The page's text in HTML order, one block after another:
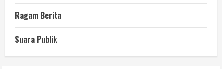
Ragam Berita
Suara Publik